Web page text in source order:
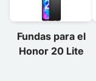
Fundas para el
Honor 20 Lite